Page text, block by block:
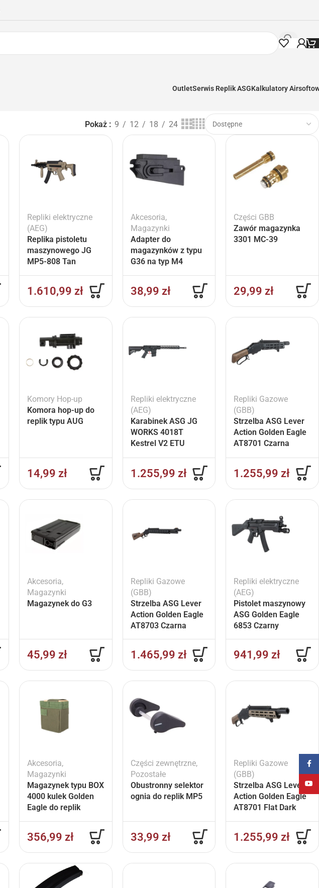
OutletSerwis Replik ASGKalkulatory
Pokaż 9 12 18 24
Repliki elektryczne
(AEG)
Replika pistoletu
maszynowego JG
MP5-808 Tan
1.610,99zł
Akcesoria,
Magazynki
Adapter do
magazynków z typu
G36 na typ M4
38,99 zł
Części GBB
Zawór magazynka
3301 MC-39
29,99zł
Komory Hop-up
Komora hop-up do
replik typu AUG
14,99zł
Repliki elektryczne
(AEG)
Karabinek ASG JG
WORKS 4018T
Kestrel V2 ETU
1.255,99 zł
Repliki Gazowe
(GBB)
Strzelba ASG Lever
Action Golden Eagle
AT8701 Czarna
1.255,99zł
Akcesoria,
Magazynki
Magazynek do G3
45,99zł
Repliki Gazowe
(GBB)
Strzelba ASG Lever
Action Golden Eagle
AT8703 Czarna
1.465,99 zł
Repliki elektryczne
(AEG)
Pistolet maszynowy
ASG Golden Eagle
6853 Czarny
941,99zł
Akcesoria,
Magazynki
Magazynek typu BOX
4000 kulek Golden
Eagle do replik
356,99zł
Części zewnętrzne,
Pozostałe
Obustronny selektor
ognia do replik MP5
33,99 zł
Repliki Gazowe
(GBB)
Strzelba ASG Lever
Action Golden Eagle
AT8701 Flat Dark
1.255,99zł